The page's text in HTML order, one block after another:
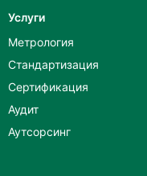
Услуги
Метрология
Стандартизация
Сертификация
Аудит
Аутсорсинг